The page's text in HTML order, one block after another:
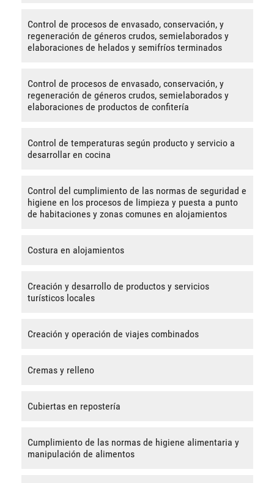
Control de procesos de envasado, conservación, y
regeneración de géneros crudos, semielaborados y
elaboraciones de helados y semifríos terminados
Control de procesos de envasado, conservación, y
regeneración de géneros crudos, semielaborados y
elaboraciones de productos de confitería
Control de temperaturas según producto y servicio a
desarrollar en cocina
Control del cumplimiento de las normas de seguridad e
higiene en los procesos de limpieza y puesta a punto
de habitaciones y zonas comunes en alojamientos
Costura en alojamientos
Creación y desarrollo de productos y servicios
turísticos locales
Creación y operación de viajes combinados
Cremas y relleno
Cubiertas en repostería
Cumplimiento de las normas de higiene alimentaria y
manipulación de alimentos